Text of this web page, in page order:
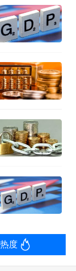
失能老年人
的数量在
的失能老人
服务人才缺
万左右。
老年人视为
，劳动力需
万，到21世
动力需求还
热度